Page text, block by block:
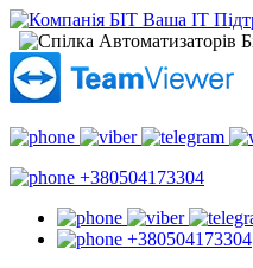
+380504173304
+380504173304